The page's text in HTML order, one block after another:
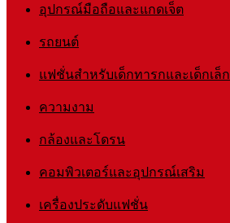
อุปกรณ์มือถือและแกดเจ็ต
รถยนต์
แฟชั่นสำหรับเด็กทารกและเด็กเล็ก
ความงาม
กล้องและโดรน
คอมพิวเตอร์และอุปกรณ์เสริม
เครื่องประดับแฟชั่น